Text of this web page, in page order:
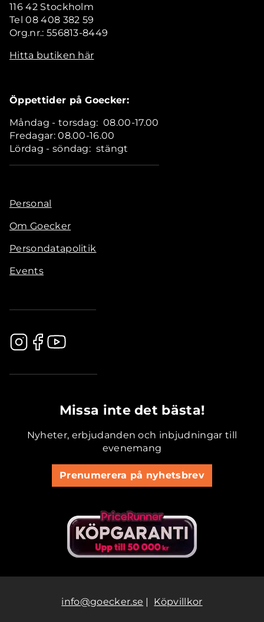
116 42 Stockholm
Tel 08 408 382 59
Org.nr.: 556813-8449
Hitta butiken här
Öppettider på Goecker:
Måndag - torsdag: 08.00-17.00
Fredagar: 08.00-16.00
Lördag - söndag: stängt
Personal
Om Goecker
Persondatapolitik
Events
Missa inte det bästa!
Nyheter, erbjudanden och inbjudningar till
evenemang
Prenumerera på nyhetsbrev
info@goecker.se | Köpvillkor